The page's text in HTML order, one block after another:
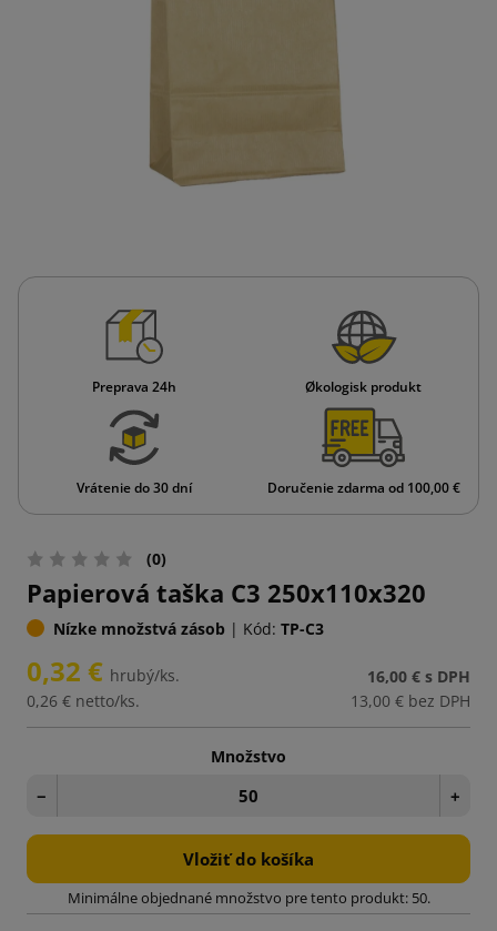
Preprava 24h Økologisk produkt
Vrátenie do 30 dní Doručenie zdarma od 100,00 €
(0)
Papierová taška C3 250x110x320
Nízke množstvá zásob | Kód: TP-C3
0,32 € hrubý/ks.
0,26 € netto/ks.
16,00 € s DPH
13,00 € bez DPH
Množstvo
− +
Vložiť do košíka
Minimálne objednané množstvo pre tento produkt: 50.